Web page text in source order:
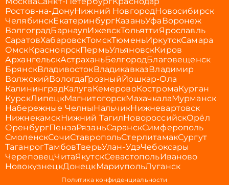
Ростов-на-ДонуНижний НовгородНовосибирск
ЧелябинскЕкатеринбургКазаньУфаВоронеж
ВолгоградБарнаулИжевскТольяттиЯрославль
СаратовХабаровскТомскТюменьИркутскСамара
ОмскКрасноярскПермьУльяновскКиров
АрхангельскАстраханьБелгородБлаговещенск
БрянскВладивостокВладикавказВладимир
ВолжскийВологдаГрозныйЙошкар-Ола
КалининградКалугаКемеровоКостромаКурган
КурскЛипецкМагнитогорскМахачкалаМурманск
Набережные ЧелныНальчикНижневартовск
НижнекамскНижний ТагилНовороссийскОрёл
ОренбургПензаРязаньСаранскСимферополь
СмоленскСочиСтавропольСтерлитамакСургут
ТаганрогТамбовТверьУлан-УдэЧебоксары
ЧереповецЧитаЯкутскСевастопольИваново
НовокузнецкДонецкМариупольЛуганск
Политика конфиденциальности